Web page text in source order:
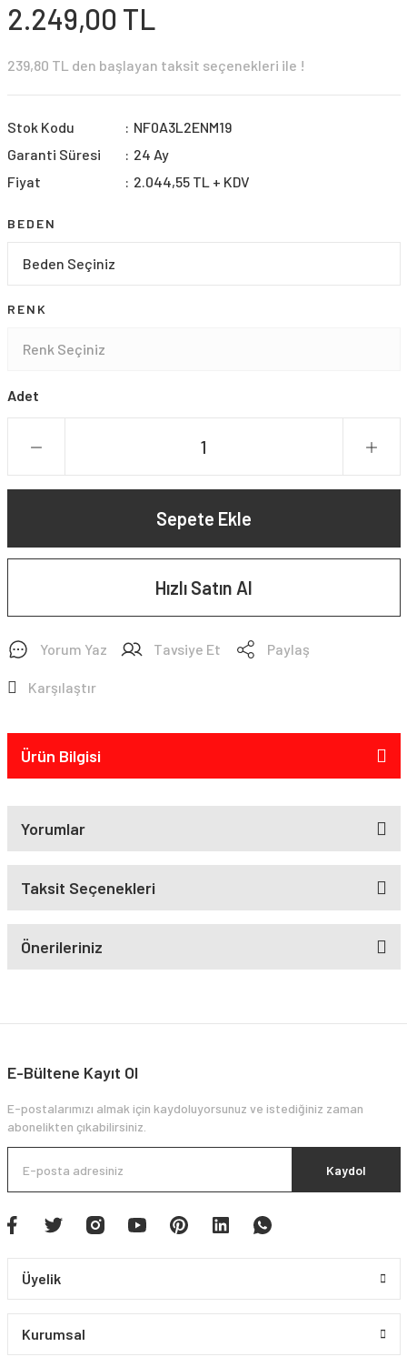
2.249,00 TL
239,80 TL den başlayan taksit seçenekleri ile !
Stok Kodu
NF0A3L2ENM19
Garanti Süresi
24 Ay
Fiyat
2.044,55 TL + KDV
BEDEN
RENK
Adet
Sepete Ekle
Hızlı Satın Al
Yorum Yaz Tavsiye Et Paylaş
Karşılaştır
Ürün Bilgisi
Yorumlar
Taksit Seçenekleri
Önerileriniz
E-Bültene Kayıt Ol
E-postalarımızı almak için kaydoluyorsunuz ve istediğiniz zaman
abonelikten çıkabilirsiniz.
Kaydol
Üyelik
Kurumsal